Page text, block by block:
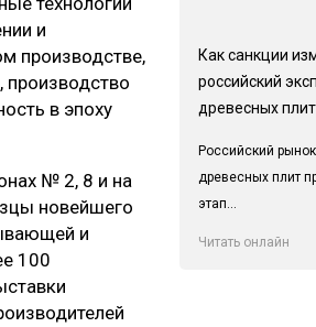
и
производстве,
производство
в эпоху
№ 2, 8 и на
новейшего
и
100
Как санкции
российский
древесных плит
Российский рынок
древесных плит
этап...
Читать онлайн